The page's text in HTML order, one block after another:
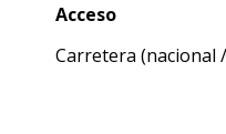
Acceso
Acceso
Carretera (nacional